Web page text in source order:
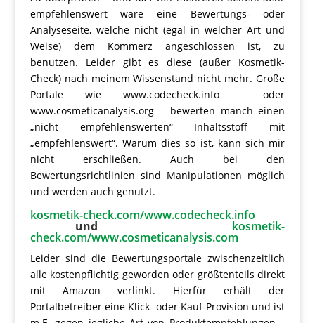
empfehlenswert wäre eine Bewertungs- oder
Analyseseite, welche nicht (egal in welcher Art und
Weise) dem Kommerz angeschlossen ist, zu
benutzen. Leider gibt es diese (außer Kosmetik-
Check) nach meinem Wissenstand nicht mehr. Große
Portale wie www.codecheck.info oder
www.cosmeticanalysis.org bewerten manch einen
„nicht empfehlenswerten“ Inhaltsstoff mit
„empfehlenswert“. Warum dies so ist, kann sich mir
nicht erschließen. Auch bei den
Bewertungsrichtlinien sind Manipulationen möglich
und werden auch genutzt.
kosmetik-check.com/www.codecheck.info
und kosmetik-
check.com/www.cosmeticanalysis.com
Leider sind die Bewertungsportale zwischenzeitlich
alle kostenpflichtig geworden oder größtenteils direkt
mit Amazon verlinkt. Hierfür erhält der
Portalbetreiber eine Klick- oder Kauf-Provision und ist